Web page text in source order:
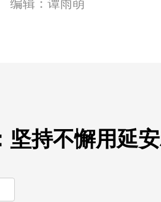
编辑：谭雨萌
坚持不懈用延